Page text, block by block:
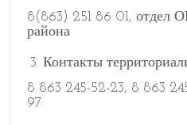
8(863) 251 86 01, отдел
района
Контакты
8 863 245-52-23, 8 863
97